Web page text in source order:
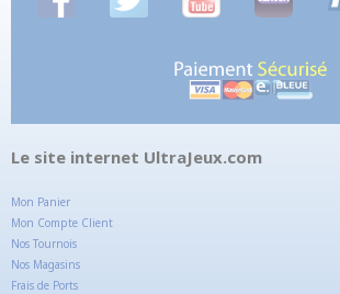
Le site internet UltraJeux.com
Mon Panier
Mon Compte Client
Nos Tournois
Nos Magasins
Frais de Ports